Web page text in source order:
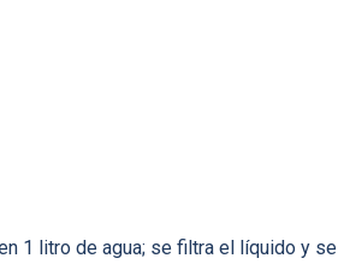
1 litro de agua; se filtra el líquido y se